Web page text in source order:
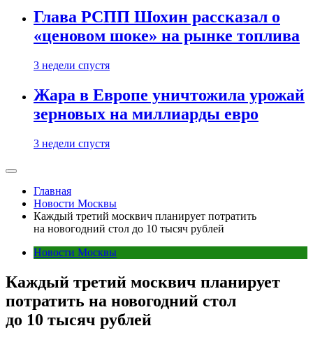
Глава РСПП Шохин рассказал о
«ценовом шоке» на рынке топлива
3 недели спустя
Жара в Европе уничтожила урожай
зерновых на миллиарды евро
3 недели спустя
Главная
Новости Москвы
Каждый третий москвич планирует потратить
на новогодний стол до 10 тысяч рублей
Новости Москвы
Каждый третий москвич планирует
потратить на новогодний стол
до 10 тысяч рублей